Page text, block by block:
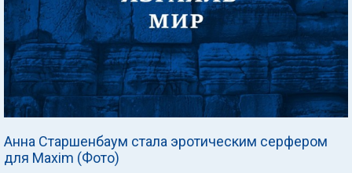
Анна Старшенбаум стала эротическим серфером
для Maxim (Фото)